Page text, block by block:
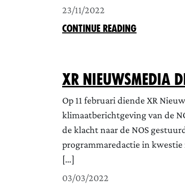
23/11/2022
CONTINUE READING
XR
Op 11 februari diende XR
klimaatberichtgeving van de
de klacht naar de NOS
programmaredactie in
[…]
03/03/2022